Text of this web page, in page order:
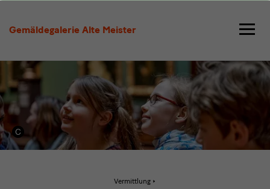
Gemäldegalerie Alte Meister
für
KiTas
Vermittlung